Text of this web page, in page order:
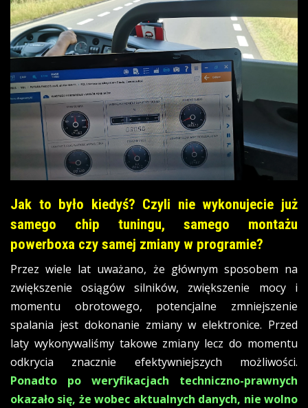
Jak to było kiedyś? Czyli nie wykonujecie już
samego chip tuningu, samego montażu
powerboxa czy samej zmiany w programie?
Przez wiele lat uważano, że głównym sposobem na
zwiększenie osiągów silników, zwiększenie mocy i
momentu obrotowego, potencjalne zmniejszenie
spalania jest dokonanie zmiany w elektronice. Przed
laty wykonywaliśmy takowe zmiany lecz do momentu
odkrycia znacznie efektywniejszych możliwości.
Ponadto po weryfikacjach techniczno-prawnych
okazało się, że wobec aktualnych danych, nie wolno